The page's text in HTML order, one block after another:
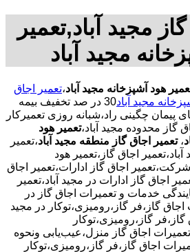
مجید آباد,تعمیر
مجید آباد
هود آشپزخانه مجید آباد،تعمیر اجاق
مجید آباد
30 در صد تخفیف بیمه
آقای پیمان چگینی راد،شبانه روزی تعمیرکار
گاز محدوده مجید آباد،تعمیر هود
، تعمیر اجاق گاز منطقه مجید آباد،تعمیر
اجاق گاز،تعمیر هود
شرکت،تعمیر اجاق گاز ادارات،تعمیر اجاق
اجاق گاز ادارات در مجید آباد،تعمیر
خدمات و تعمیرات اجاق گاز در
گاز،فر گاز،رومیزی،توکار در مجید
گاز،رومیزی،توکار
اجاق گاز منزل،عیب‌یابی ونحوه
اجاق گاز،فر گاز،رومیزی،توکار